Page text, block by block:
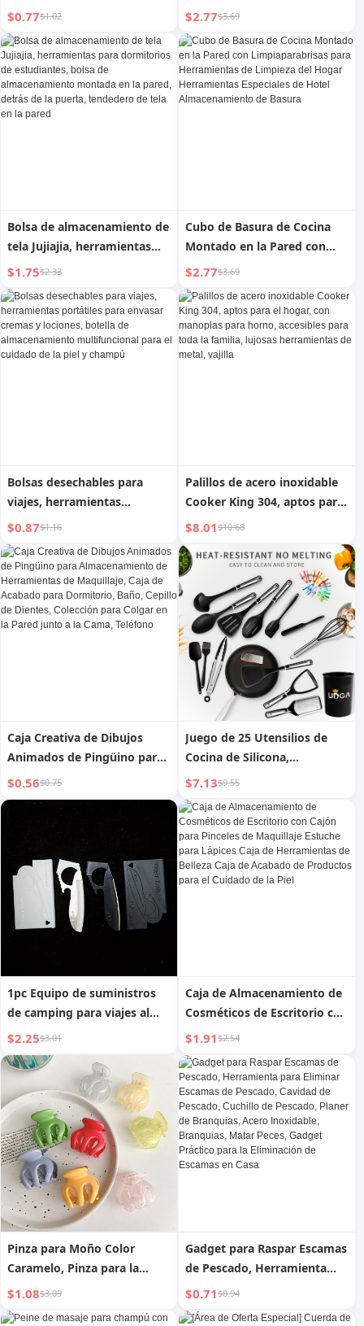
de doble cabeza, bastoncillo
de algodón para adultos
$0.77$1.02
Pequeño Patito, Gadget
Práctico para Bolas de Nieve,
Herramientas para Jugar en
la Nieve en Invierno, Equipo
para Peleas de Bolas de
$2.77$3.69
Bolsa de almacenamiento de
tela Jujiajia, herramientas
para dormitorios de
estudiantes, bolsa de
almacenamiento montada
en la pared, detrás de la
puerta, tendedero de tela en
$1.75$2.33
Cubo de Basura de Cocina
Montado en la Pared con
Limpiaparabrisas para
Herramientas de Limpieza
del Hogar Herramientas
Especiales de Hotel
Almacenamiento de Basura
$2.77$3.69
Bolsas desechables para
viajes, herramientas
portátiles para envasar
cremas y lociones, botella de
almacenamiento
multifuncional para el
cuidado de la piel y champú
$0.87$1.16
Palillos de acero inoxidable
Cooker King 304, aptos para
el hogar, con manoplas para
la familia, lujosas
herramientas de metal,
vajilla
$8.01$10.68
Caja Creativa de Dibujos
Animados de Pingüino para
Almacenamiento de
Herramientas de Maquillaje,
Caja de Acabado para
Dormitorio, Baño, Cepillo de
Dientes, Colección para
Colgar en la Pared junto a la
Cama, Teléfono
$0.56$0.75
Juego de 25 Utensilios de
Cocina de Silicona,
Herramientas de Cocina de
Silicona Resistentes a Altas
Temperaturas, Cuchara y
espátula para Cocinar, Juego
de Utensilios de Cocina,
Juego de Utensilios de
$7.13$9.55
1pc Equipo de suministros
de camping para viajes al
aire libre, cuchillo
multifuncional de
supervivencia en la
naturaleza, herramientas de
primeros auxilios
$2.25$3.01
Caja de Almacenamiento de
Cosméticos de Escritorio con
Cajón para Pinceles de
Maquillaje Estuche para
Lápices Caja de
Herramientas de Belleza Caja
de Acabado de Productos
para el Cuidado de la Piel
$1.91$2.54
Pinza para Moño Color
Caramelo, Pinza para la
Nuca, Herramienta para Fijar
Cola de Caballo Alta, Pinza
$1.08$3.09
Gadget para Raspar Escamas
de Pescado, Herramienta
para Eliminar Escamas de
Pescado, Cavidad de
$0.71$0.94